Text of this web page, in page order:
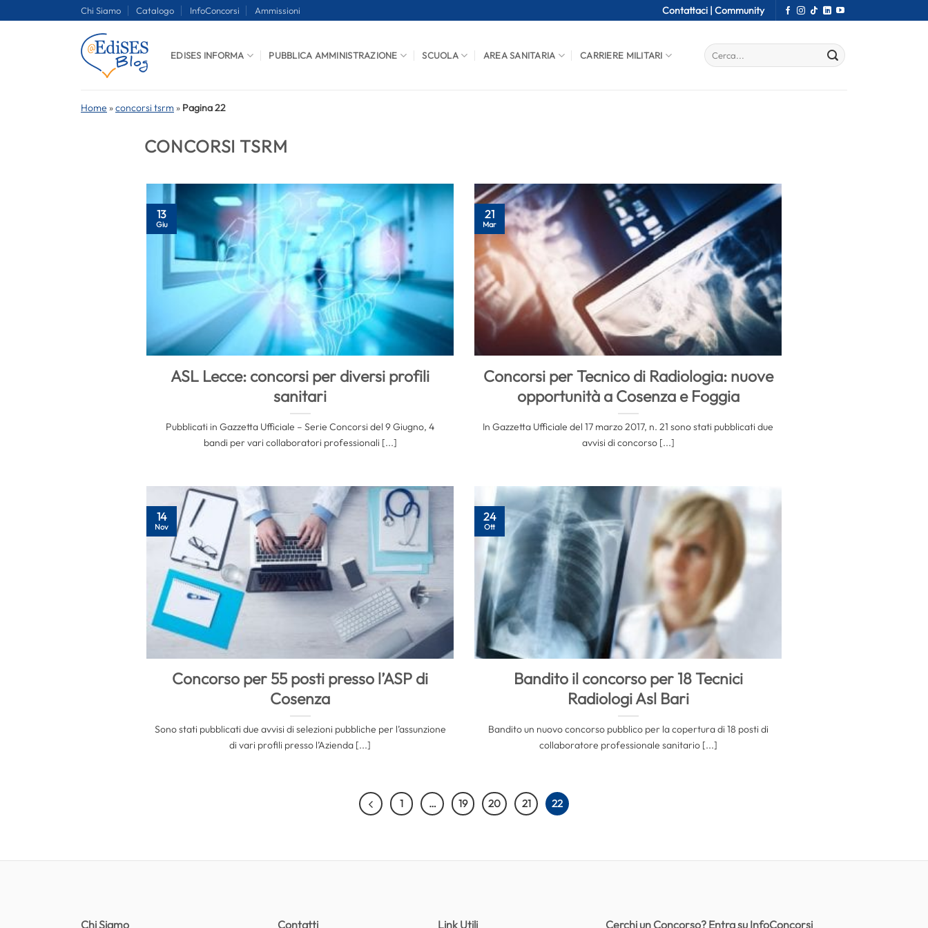
Chi Siamo Catalogo InfoConcorsi Ammissioni Contattaci | Community
EDISES INFORMA PUBBLICA AMMINISTRAZIONE SCUOLA AREA SANITARIA CARRIERE MILITARI
Home »concorsi tsrm » Pagina 22
CONCORSI TSRM
ASL Lecce: concorsi per diversi profili
sanitari
Pubblicati in Gazzetta Ufficiale – Serie Concorsi del 9 Giugno, 4
bandi per vari collaboratori professionali [...]
13
Giu
Concorsi per Tecnico di Radiologia: nuove
opportunità a Cosenza e Foggia
In Gazzetta Ufficiale del 17 marzo 2017, n. 21 sono stati pubblicati due
avvisi di concorso [...]
21
Mar
Concorso per 55 posti presso l’ASP di
Cosenza
Sono stati pubblicati due avvisi di selezioni pubbliche per l’assunzione
di vari profili presso l’Azienda [...]
14
Nov
Bandito il concorso per 18 Tecnici
Radiologi Asl Bari
Bandito un nuovo concorso pubblico per la copertura di 18 posti di
collaboratore professionale sanitario [...]
24
Ott
1 … 19 20 21 22
Chi Siamo Contatti Link Utili Cerchi un Concorso? Entra su InfoConcorsi